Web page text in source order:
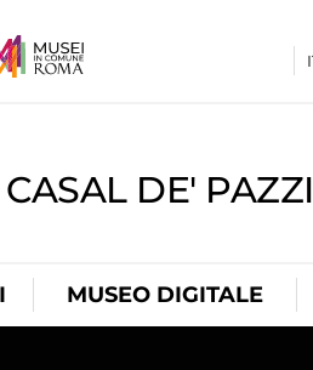
DE' PAZZI
MUSEO DIGITALE